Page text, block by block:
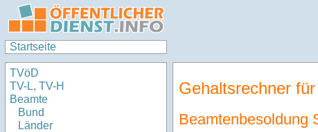
Startseite
TVöD
TV-L, TV-H
Beamte
Bund
Länder
Gehaltsrechner
Beamtenbesoldung